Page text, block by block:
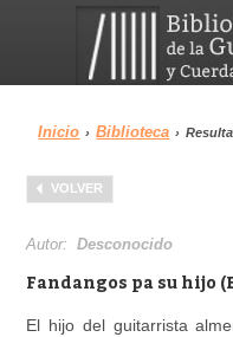
Menu
Biblioteca
Inicio › Biblioteca ›
VOLVER
Autor:Desconocido
Fandangos pa su hijo
El hijo del guitarrista